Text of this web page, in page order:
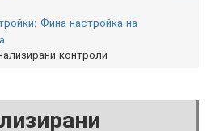
Фина настройка на
контроли